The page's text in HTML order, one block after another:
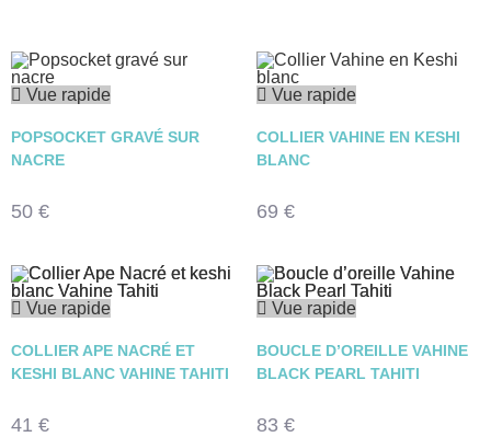
Vue rapide
POPSOCKET GRAVÉ SUR
NACRE
50 €
Vue rapide
COLLIER VAHINE EN KESHI
BLANC
69 €
Vue rapide
COLLIER APE NACRÉ ET
KESHI BLANC VAHINE TAHITI
41 €
Vue rapide
BOUCLE D’OREILLE VAHINE
BLACK PEARL TAHITI
83 €